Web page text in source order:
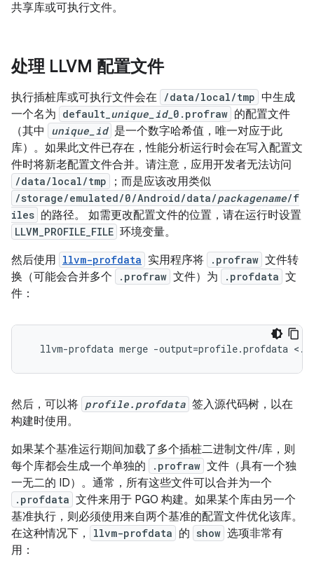
共享库或可执行文件。
处理 LLVM 配置文件
执行插桩库或可执行文件会在 /data/local/tmp 中生成
一个名为 default_ unique_id_0.profraw 的配置文件
（其中
unique_id 是一个数字哈希值，唯一对应于此
库）。如果此文件已存在，性能分析运行时会在写入配置文
件时将新老配置文件合并。请注意，应用开发者无法访问
/data/local/tmp ；而是应该改用类似
/storage/emulated/0/Android/data/packagename/f
iles 的路径。 如需更改配置文件的位置，请在运行时设置
LLVM_PROFILE_FILE 环境变量。
然后使用 llvm-profdata 实用程序将 .profraw 文件转
换（可能会合并多个
.profraw 文件）为 .profdata 文
件：
llvm-profdata merge -output=profile.profdata
然后，可以将 profile.profdata 签入源代码树，以在
构建时使用。
如果某个基准运行期间加载了多个插桩二进制文件/库，则
每个库都会生成一个单独的
.profraw 文件（具有一个独
一无二的 ID）。通常，所有这些文件可以合并为一个
.profdata 文件来用于 PGO 构建。如果某个库由另一个
基准执行，则必须使用来自两个基准的配置文件优化该库。
在这种情况下，
llvm-profdata 的 show 选项非常有
用：